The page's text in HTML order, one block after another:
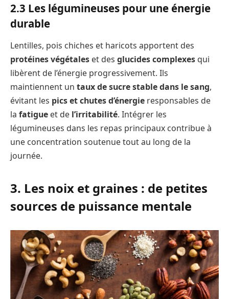
2.3 Les légumineuses pour une énergie
durable
Lentilles, pois chiches et haricots apportent des
protéines végétales et des glucides complexes qui
libèrent de l’énergie progressivement. Ils
maintiennent un taux de sucre stable dans le sang,
évitant les pics et chutes d’énergie responsables de
la fatigue et de l’irritabilité. Intégrer les
légumineuses dans les repas principaux contribue à
une concentration soutenue tout au long de la
journée.
3. Les noix et graines : de petites
sources de puissance mentale